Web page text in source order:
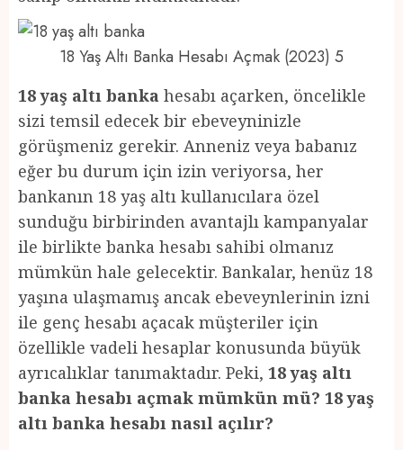
18 Yaş Altı Banka Hesabı Açmak (2023) 5
18 yaş altı banka hesabı açarken, öncelikle
sizi temsil edecek bir ebeveyninizle
görüşmeniz gerekir. Anneniz veya babanız
eğer bu durum için izin veriyorsa, her
bankanın 18 yaş altı kullanıcılara özel
sunduğu birbirinden avantajlı kampanyalar
ile birlikte banka hesabı sahibi olmanız
mümkün hale gelecektir. Bankalar, henüz 18
yaşına ulaşmamış ancak ebeveynlerinin izni
ile genç hesabı açacak müşteriler için
özellikle vadeli hesaplar konusunda büyük
ayrıcalıklar tanımaktadır. Peki, 18 yaş altı
banka hesabı açmak mümkün mü? 18 yaş
altı banka hesabı nasıl açılır?